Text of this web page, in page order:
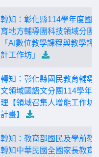
轉知：彰化縣114學年度國
育地方輔導團科技領域分團
「AI數位教學課程與教學評
計工作坊」
轉知：彰化縣國民教育輔導
文領域國語文分團114學年
理【領域召集人增能工作坊
計畫】
轉知：教育部國民及學前教
轉知中華民國全國家長教育